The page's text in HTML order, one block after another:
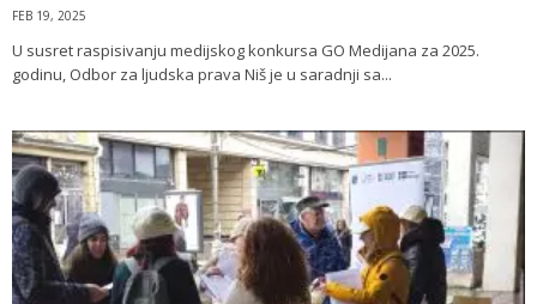
FEB 19, 2025
U susret raspisivanju medijskog konkursa GO Medijana za 2025.
godinu, Odbor za ljudska prava Niš je u saradnji sa...